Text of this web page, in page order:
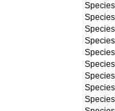
Species
Species
Species
Species
Species
Species
Species
Species
Species